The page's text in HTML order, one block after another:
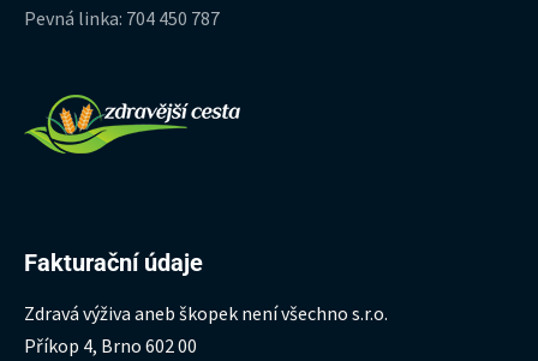
Pevná linka: 704 450 787
Fakturační údaje
Zdravá výživa aneb škopek není všechno s.r.o.
Příkop 4, Brno 602 00